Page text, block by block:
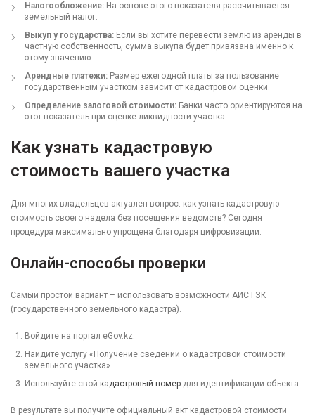
Налогообложение: На основе этого показателя рассчитывается
земельный налог.
Выкуп у государства: Если вы хотите перевести землю из аренды в
частную собственность, сумма выкупа будет привязана именно к
этому значению.
Арендные платежи: Размер ежегодной платы за пользование
государственным участком зависит от кадастровой оценки.
Определение залоговой стоимости: Банки часто ориентируются на
этот показатель при оценке ликвидности участка.
Как узнать кадастровую
стоимость вашего участка
Для многих владельцев актуален вопрос: как узнать кадастровую
стоимость своего надела без посещения ведомств? Сегодня
процедура максимально упрощена благодаря цифровизации.
Онлайн-способы проверки
Самый простой вариант – использовать возможности АИС ГЗК
(государственного земельного кадастра).
Войдите на портал eGov.kz.
Найдите услугу «Получение сведений о кадастровой стоимости
земельного участка».
Используйте свой кадастровый номер для идентификации объекта.
В результате вы получите официальный акт кадастровой стоимости